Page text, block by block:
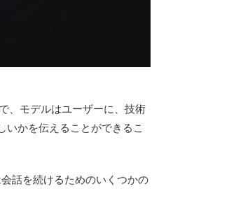
、モデルはユーザーに、技術
かを伝えることができるこ
話を続けるためのいくつかの